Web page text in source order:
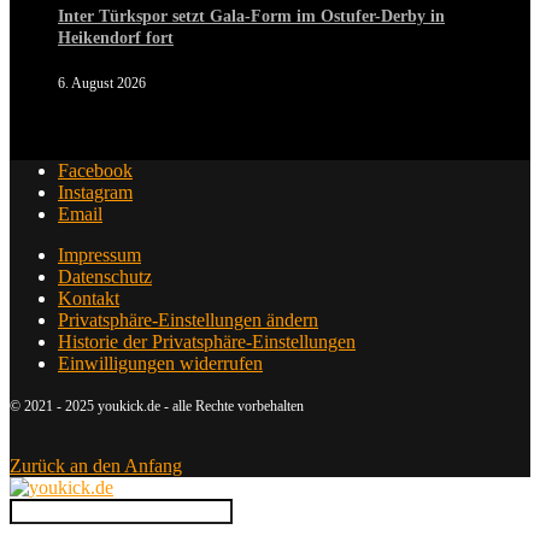
Inter Türkspor setzt Gala-Form im Ostufer-Derby in
Heikendorf fort
6. August 2026
Facebook
Instagram
Email
Impressum
Datenschutz
Kontakt
Privatsphäre-Einstellungen ändern
Historie der Privatsphäre-Einstellungen
Einwilligungen widerrufen
© 2021 - 2025 youkick.de - alle Rechte vorbehalten
Zurück an den Anfang